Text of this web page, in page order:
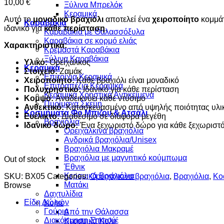
Ξύλινα Μπρελόκ
Κεραμικά
Καραβάκια
Καραβάκια με Θαλασσόξυλα
Καραβάκια σε κορμό ελιάς
Κρεμαστά Καραβάκια
Ξύλινα Καραβάκια
Κεραμικά
Επιτοίχια Κεραμικά
Επιτραπέζια Κεραμικά
Κεραμικά Χρηστικά Αντικείμενα
Πυρίμαχα Σκεύη
Κοσμήματα Φο Μπιζου & Ατσάλι
Βραχιόλια
Oρειχάλκινα βραχιόλια
Ανδρικά βραχιόλια/Unisex
Βραχιόλια Μακραμέ
Βραχιόλια με μαγνητικό κούμπωμα
Έθνικ
Κεραμικά Βραχιόλια
Ματάκι
Δαχτυλίδια
Κολιέ
Από την Θάλασσα
Κεραμικά Κολιέ
10,00 €
Αυτό τομοναδικό βραχιόλι αποτελεί ένα χειροποίητο
ιδανικό γιακάθε περίσταση.
Χαρακτηριστικά:
Υλικό:Ορείχαλκος
Στοιχείο:Ζαμάκ
Χειροποίητο:Κάθε βραχιόλι είναι μοναδικό
Πολυχρηστικό:Ιδανικό για κάθε περίσταση
Κομψό:Αναδεικνύει κάθε ντύσιμο
Ανθεκτικό:Κατασκευασμένο από υψηλής ποιότητας
Ευέλικτο:Διαθέσιμο σε διάφορα μεγέθη
Ιδανικό δώρο:Ένα ξεχωριστό δώρο για κάθε
Out of stock
SKU: BX05 Categories:Oρειχάλκινα βραχιόλια, Βραχιόλια,
Browse
Είδη Δώρων
Γούρια
Διακόσμηση Σπιτιού